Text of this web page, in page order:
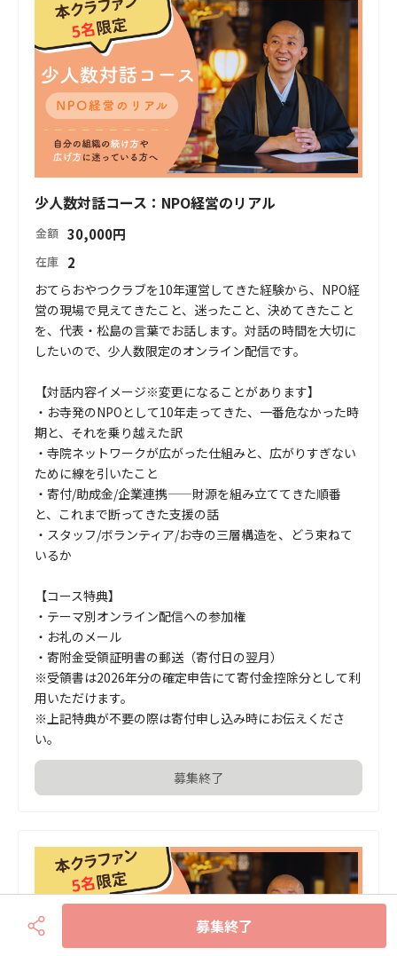
少人数対話コース：NPO経営のリアル
金額 30,000円
在庫 2
おてらおやつクラブを10年運営してきた経験から、NPO経
営の現場で見えてきたこと、迷ったこと、決めてきたこと
を、代表・松島の言葉でお話します。対話の時間を大切に
したいので、少人数限定のオンライン配信です。
【対話内容イメージ※変更になることがあります】
・お寺発のNPOとして10年走ってきた、一番危なかった時
期と、それを乗り越えた訳
・寺院ネットワークが広がった仕組みと、広がりすぎない
ために線を引いたこと
・寄付/助成金/企業連携——財源を組み立ててきた順番
と、これまで断ってきた支援の話
・スタッフ/ボランティア/お寺の三層構造を、どう束ねて
いるか
【コース特典】
・テーマ別オンライン配信への参加権
・お礼のメール
・寄附金受領証明書の郵送（寄付日の翌月）
※受領書は2026年分の確定申告にて寄付金控除分として利
用いただけます。
※上記特典が不要の際は寄付申し込み時にお伝えくださ
い。
募集終了
募集終了